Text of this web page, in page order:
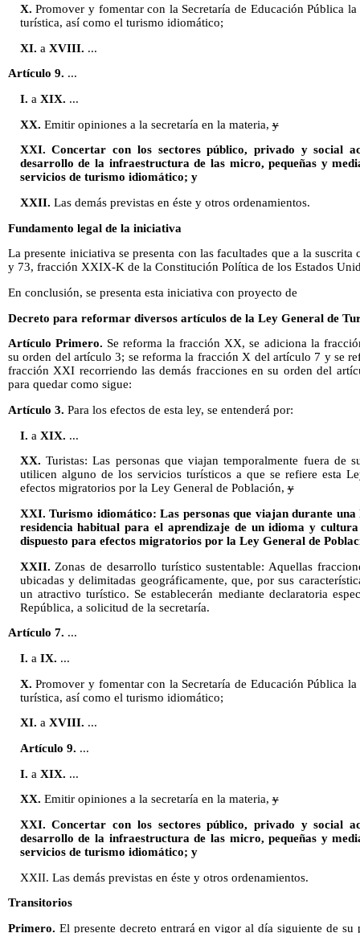
X. Promover y fomentar con la Secretaría de Educación Pública
turística, así como el turismo idiomático;
XI. a XVIII. ...
Artículo 9. ...
I. a XIX. ...
XX. Emitir opiniones a la secretaría en la materia,y
XXI. Concertar con los sectores público, privado y social
desarrollo de la infraestructura de las micro, pequeñas y
servicios de turismo idiomático; y
XXII. Las demás previstas en éste y otros ordenamientos.
Fundamento legal de la iniciativa
La presente iniciativa se presenta con las facultades que a la
y 73, fracción XXIX-K de la Constitución Política de los Estados
En conclusión, se presenta esta iniciativa con proyecto de
Decreto para reformar diversos artículos de la Ley General de
Artículo Primero. Se reforma la fracción XX, se adiciona la
su orden del artículo 3; se reforma la fracción X del artículo 7 y se
fracción XXI recorriendo las demás fracciones en su orden del
para quedar como sigue:
Artículo 3. Para los efectos de esta ley, se entenderá por:
I. a XIX. ...
XX. Turistas: Las personas que viajan temporalmente fuera de
utilicen alguno de los servicios turísticos a que se refiere esta
efectos migratorios por la Ley General de Población,y
XXI. Turismo idiomático: Las personas que viajan durante
residencia habitual para el aprendizaje de un idioma y
dispuesto para efectos migratorios por la Ley General de
XXII. Zonas de desarrollo turístico sustentable: Aquellas
ubicadas y delimitadas geográficamente, que, por sus
un atractivo turístico. Se establecerán mediante declaratoria
República, a solicitud de la secretaría.
Artículo 7. ...
I. a IX. ...
X. Promover y fomentar con la Secretaría de Educación Pública
turística, así como el turismo idiomático;
XI. a XVIII. ...
Artículo 9. ...
I. a XIX. ...
XX. Emitir opiniones a la secretaría en la materia,y
XXI. Concertar con los sectores público, privado y social
desarrollo de la infraestructura de las micro, pequeñas y
servicios de turismo idiomático; y
XXII. Las demás previstas en éste y otros ordenamientos.
Transitorios
Primero. El presente decreto entrará en vigor al día siguiente de